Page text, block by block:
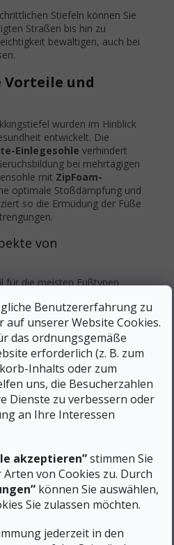
Benutzererfahrung zu
auf unserer Website Cookies.
das ordnungsgemäße
erforderlich (z. B. zum
Inhalts oder zum
uns, die Besucherzahlen
Dienste zu verbessern oder
an Ihre Interessen
akzeptieren”stimmen Sie
von Cookies zu. Durch
können Sie auswählen,
Sie zulassen möchten.
jederzeit in den
Stiefeln können Sie
Straßen bis hin zu
bewältigen, auch bei
Vorteile und
wurden im Hinblick
entwickelt. Die
Einlegesohle verhindert
bei mehrtägigen
mit ZipFoam-
optimale Stoßdämpfung und
so die Ermüdung der Füße
von
für die meisten Fußtypen
minimiert das Risiko
5 mm fördert die natürliche
sorgt für Stoßdämpfung beim
geformten Schuhe zahlt
bei Wanderungen,
schützen Ihre Gelenke
Outdoor-Aktivitäten.
Damen-
Wander-/Trekkingschuhe –
Variante wählen